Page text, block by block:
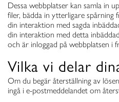
Dessa webbplatser kan samla in
filer, bädda in ytterligare
din interaktion med sagda
din interaktion med detta
och är inloggad på webbplatsen i
Vilka vi delar
Om du begär återställning av
ingå i e-postmeddelandet om